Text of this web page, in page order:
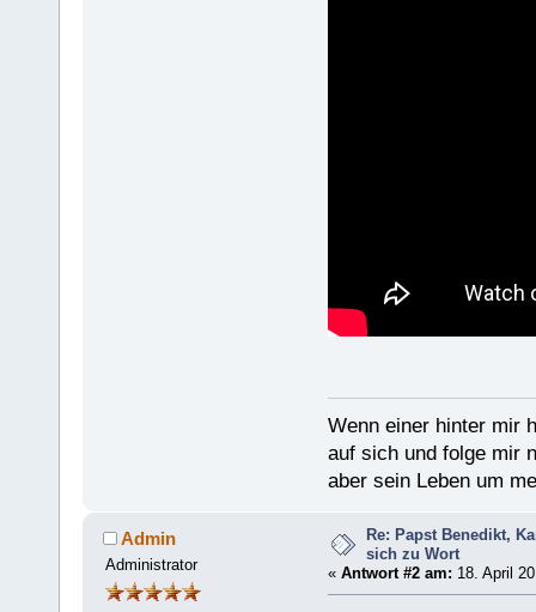
Wenn einer hinter mir
auf sich und folge mir
aber sein Leben um
Admin
Administrator
Re: Papst Benedikt,
sich zu Wort
« Antwort #2 am: 18. April